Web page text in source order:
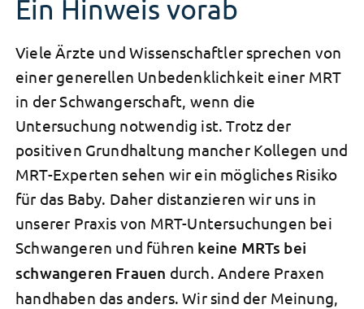
Ein Hinweis vorab
Viele Ärzte und Wissenschaftler sprechen von
einer generellen Unbedenklichkeit einer MRT
in der Schwangerschaft, wenn die
Untersuchung notwendig ist. Trotz der
positiven Grundhaltung mancher Kollegen und
MRT-Experten sehen wir ein mögliches Risiko
für das Baby. Daher distanzieren wir uns in
unserer Praxis von MRT-Untersuchungen bei
Schwangeren und führen keine MRTs bei
schwangeren Frauen durch. Andere Praxen
handhaben das anders. Wir sind der Meinung,